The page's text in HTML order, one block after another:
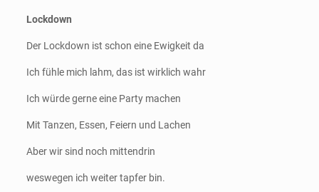
Lockdown
Der Lockdown ist schon eine Ewigkeit da
Ich fühle mich lahm, das ist wirklich wahr
Ich würde gerne eine Party machen
Mit Tanzen, Essen, Feiern und Lachen
Aber wir sind noch mittendrin
weswegen ich weiter tapfer bin.